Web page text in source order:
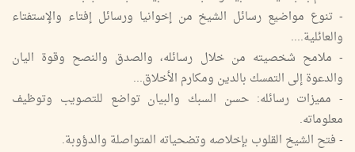
- تنوع مواضيع رسائل الشيخ من إخوانيا ورسائل إفتاء والإستفتاء
والعائلية....
- ملامح شخصيته من خلال رسائله، والصدق والنصح وقوة اليان
والدعوة إلى التمسك بالدين ومكارم الأخلاق...
- مميزات رسائله: حسن السبك والبيان تواضع للتصويب وتوظيف
معلوماته.
- فتح الشيخ القلوب بإخلاصه وتضحياته المتواصلة والدؤوبة.